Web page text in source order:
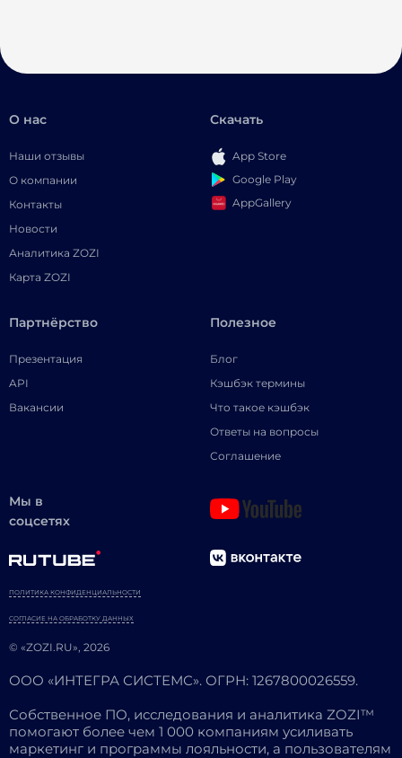
О нас
Наши отзывы
О компании
Контакты
Новости
Аналитика ZOZI
Карта ZOZI
Скачать
App Store
Google Play
AppGallery
Партнёрство
Презентация
API
Вакансии
Полезное
Блог
Кэшбэк термины
Что такое кэшбэк
Ответы на вопросы
Соглашение
Мы в
соцсетях
© «ZOZI.RU», 2026
ПОЛИТИКА КОНФИДЕНЦИАЛЬНОСТИ
СОГЛАСИЕ НА ОБРАБОТКУ ДАННЫХ
ООО «ИНТЕГРА СИСТЕМС». ОГРН: 1267800026559.
Собственное ПО, исследования и аналитика ZOZI™
помогают более чем 1 000 компаниям усиливать
маркетинг и программы лояльности, а пользователям